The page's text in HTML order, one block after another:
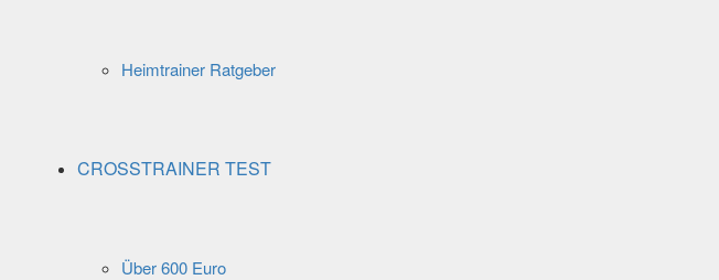
Heimtrainer Ratgeber
CROSSTRAINER TEST
Über 600 Euro